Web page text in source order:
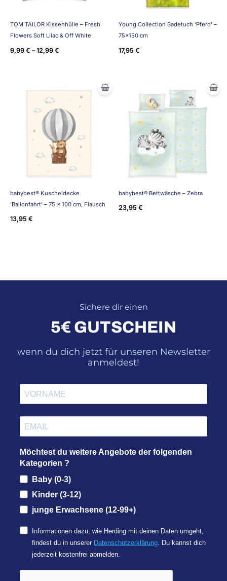
TOM TAILOR Kissenhülle – Fresh
Flowers Soft Lilac & Off White
9,99 € –12,99 €
Young Collection Badetuch ‘Pferd’ –
75×150 cm
17,95 €
babybest® Kuscheldecke
‘Ballonfahrt’ – 75 x 100 cm, Flausch
13,95 €
babybest® Bettwäsche – Zebra
23,95 €
Sichere dir einen
5€ GUTSCHEIN
wenn du dich jetzt für unseren Newsletter
anmeldest!
Möchtest du weitere Angebote der folgenden
Kategorien ?
Baby (0-3)
Kinder (3-12)
junge Erwachsene (12-99+)
Informationen dazu, wie Herding mit deinen Daten umgeht,
findest du in unserer Datenschutzerklärung. Du kannst dich
jederzeit kostenfrei abmelden.